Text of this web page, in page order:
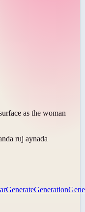
as the woman
ruj aynada
GenerateGeneration